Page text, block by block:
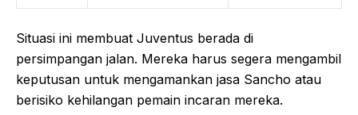
Situasi ini membuat Juventus berada di
persimpangan jalan. Mereka harus segera mengambil
keputusan untuk mengamankan jasa Sancho atau
berisiko kehilangan pemain incaran mereka.